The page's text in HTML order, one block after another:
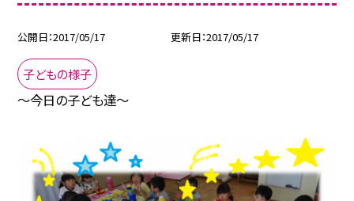
公開日 2017/05/17 更新日 2017/05/17
子どもの様子
〜今日の子ども達〜